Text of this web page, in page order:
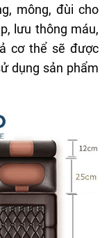
mông, đùi cho
lưu thông máu,
cơ thể sẽ được
dụng sản phẩm